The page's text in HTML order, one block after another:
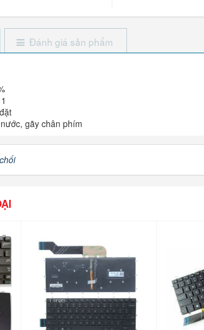
Đánh giá sản phẩm
gãy chân phím